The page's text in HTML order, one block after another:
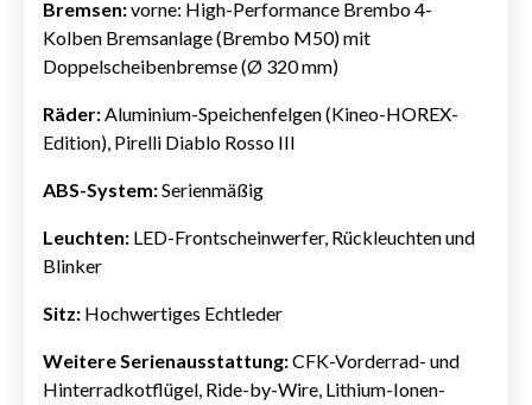
Bremsen:vorne: High-Performance Brembo 4-
Kolben Bremsanlage (Brembo M50) mit
Doppelscheibenbremse (Ø 320 mm)
Räder:Aluminium-Speichenfelgen (Kineo-HOREX-
Edition), Pirelli Diablo Rosso III
ABS-System:Serienmäßig
Leuchten: LED-Frontscheinwerfer, Rückleuchten und
Blinker
Sitz: Hochwertiges Echtleder
Weitere Serienausstattung:CFK-Vorderrad- und
Hinterradkotflügel, Ride-by-Wire, Lithium-Ionen-